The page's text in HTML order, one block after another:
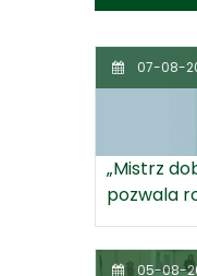
07-08-
„Mistrz
pozwala
05-08-